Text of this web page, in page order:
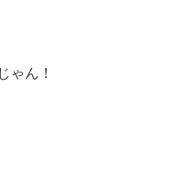
ゃん！